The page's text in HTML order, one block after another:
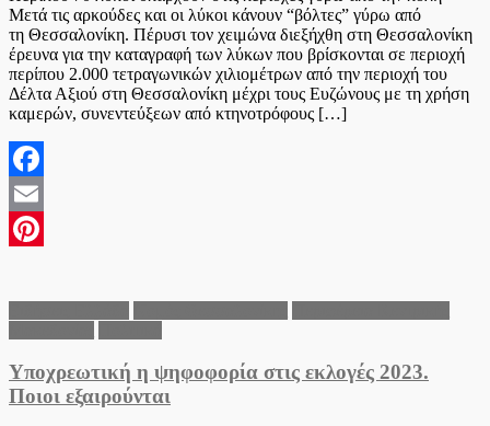
Μετά τις αρκούδες και οι λύκοι κάνουν “βόλτες” γύρω από
τη Θεσσαλονίκη. Πέρυσι τον χειμώνα διεξήχθη στη Θεσσαλονίκη
έρευνα για την καταγραφή των λύκων που βρίσκονται σε περιοχή
περίπου 2.000 τετραγωνικών χιλιομέτρων από την περιοχή του
Δέλτα Αξιού στη Θεσσαλονίκη μέχρι τους Ευζώνους με τη χρήση
καμερών, συνεντεύξεων από κτηνοτρόφους […]
Facebook
Email
Υποχρεωτική η ψηφοφορία στις εκλογές 2023.
Ποιοι εξαιρούνται